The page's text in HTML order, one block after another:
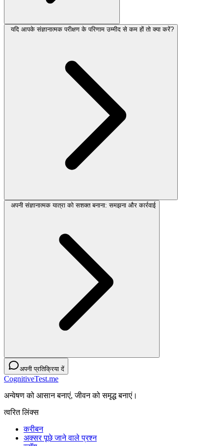
यदि आपके संज्ञानात्मक परीक्षण के परिणाम उम्मीद से कम हों तो क्या करें?
अपनी संज्ञानात्मक यात्रा को सशक्त बनाना: समझना और कार्रवाई
अपनी प्रतिक्रिया दें
CognitiveTest.me
अन्वेषण को आसान बनाएं, जीवन को समृद्ध बनाएं।
त्वरित लिंक्स
करीबन
अक्सर पूछे जाने वाले प्रश्न